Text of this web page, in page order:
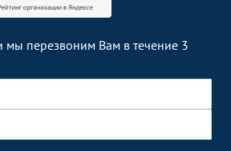
мы перезвоним Вам в течение 3